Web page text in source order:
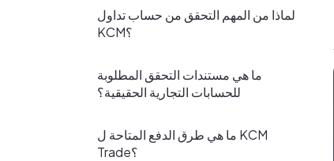
لماذا من المهم التحقق من حساب تداول
KCM؟
ما هي مستندات التحقق المطلوبة
للحسابات التجارية الحقيقية؟
ما هي طرق الدفع المتاحة ل KCM
Trade؟